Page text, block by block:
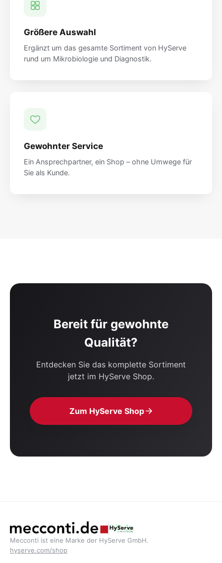
Größere Auswahl
Ergänzt um das gesamte Sortiment von HyServe
rund um Mikrobiologie und Diagnostik.
Gewohnter Service
Ein Ansprechpartner, ein Shop – ohne Umwege für
Sie als Kunde.
Bereit für gewohnte
Qualität?
Entdecken Sie das komplette Sortiment
jetzt im HyServe Shop.
Zum HyServe Shop
Mecconti ist eine Marke der HyServe GmbH.
hyserve.com/shop